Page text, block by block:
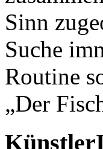
Sinn
Suche
Routine
„Der